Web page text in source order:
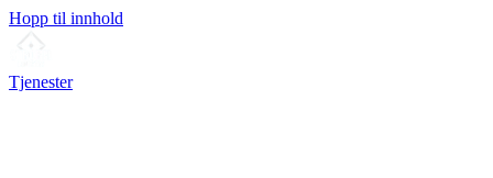
Hopp til innhold
Tjenester